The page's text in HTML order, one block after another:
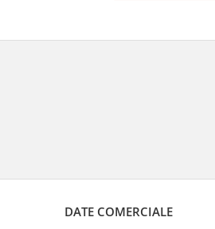
DATE COMERCIALE